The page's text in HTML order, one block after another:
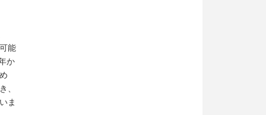
能
か
、
ま